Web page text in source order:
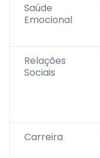
Saúde
Emocional
Relações
Sociais
Carreira